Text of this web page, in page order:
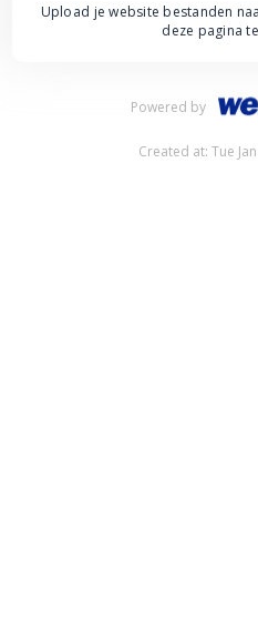
Upload je website bestanden
deze pagina
Powered by
Created at: Tue